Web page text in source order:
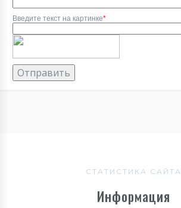
Введите текст на картинке*
СТАТИСТИКА САЙТА
Информация